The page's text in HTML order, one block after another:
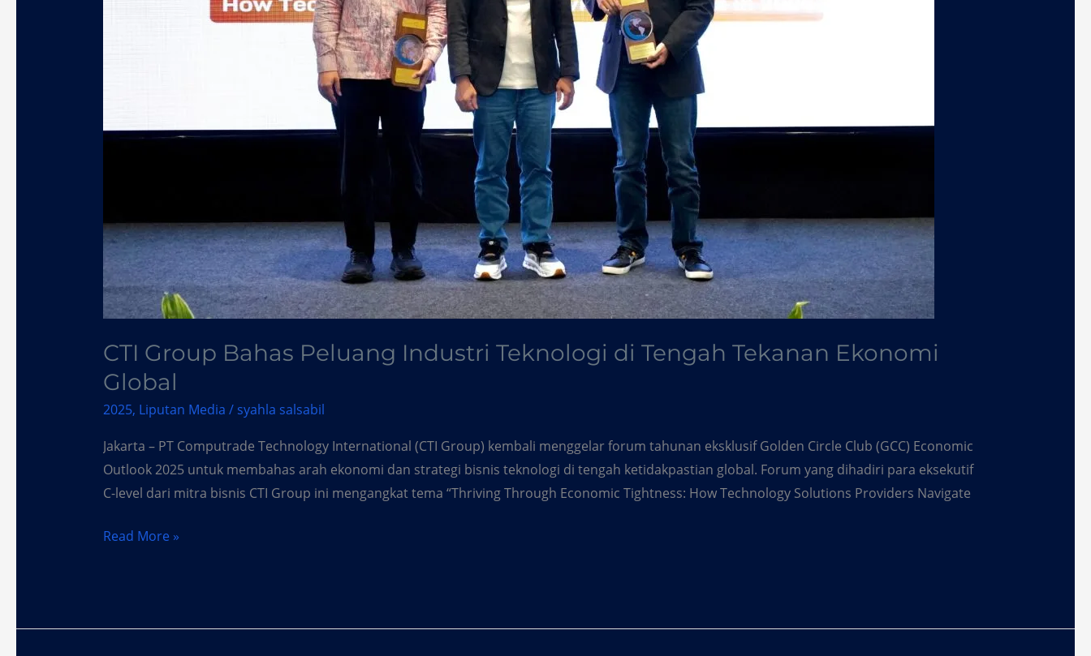
CTI Group Bahas Peluang Industri Teknologi di Tengah Tekanan Ekonomi
Global
2025, Liputan Media / syahla salsabil
Jakarta – PT Computrade Technology International (CTI Group) kembali menggelar forum tahunan eksklusif Golden Circle Club (GCC) Economic
Outlook 2025 untuk membahas arah ekonomi dan strategi bisnis teknologi di tengah ketidakpastian global. Forum yang dihadiri para eksekutif
C-level dari mitra bisnis CTI Group ini mengangkat tema “Thriving Through Economic Tightness: How Technology Solutions Providers Navigate
Read More »